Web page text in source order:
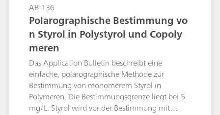
AB-136
Polarographische Bestimmung vo
n Styrol in Polystyrol und Copoly
meren
Das Application Bulletin beschreibt eine
einfache, polarographische Methode zur
Bestimmung von monomerem Styrol in
Polymeren. Die Bestimmungsgrenze liegt bei 5
mg/L. Styrol wird vor der Bestimmung mit